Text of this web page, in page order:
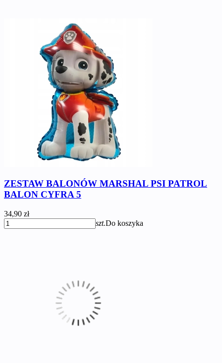
ZESTAW BALONÓW MARSHAL PSI PATROL
BALON CYFRA 5
34,90 zł
szt.Do koszyka